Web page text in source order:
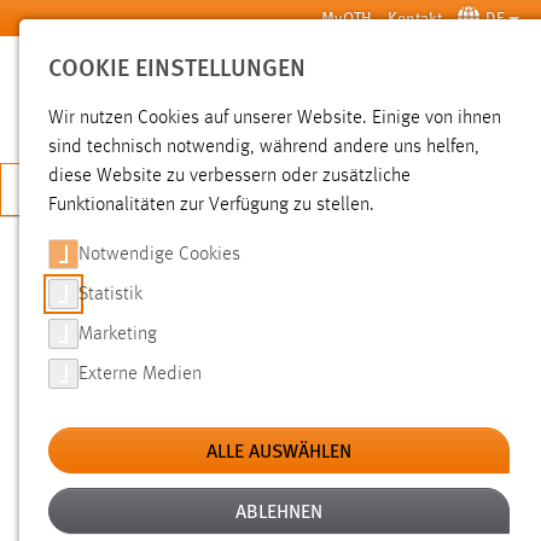
Zum Hauptinhalt springen MyOTH Kontakt DE
SUCHE
JETZT BEWERBEN
SUCHE
FILTER
Typ
Erstellungsdatum
COOKIE EINSTELLUNGEN
Wir nutzen Cookies auf unserer Website. Einige von ihnen
sind technisch notwendig, während andere uns helfen,
diese Website zu verbessern oder zusätzliche
Funktionalitäten zur Verfügung zu stellen.
Notwendige Cookies
Statistik
Marketing
Externe Medien
ALLE AUSWÄHLEN
ABLEHNEN